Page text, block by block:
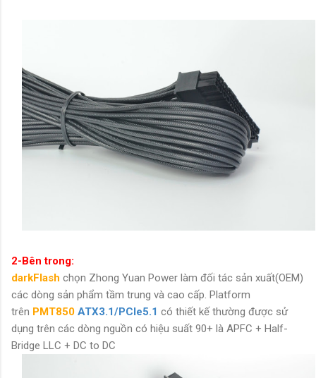
2-Bên trong:
darkFlash chọn Zhong Yuan Power làm đối tác sản xuất(OEM)
các dòng sản phẩm tầm trung và cao cấp. Platform
trên PMT850 ATX3.1/PCIe5.1 có thiết kế thường được sử
dụng trên các dòng nguồn có hiệu suất 90+ là APFC + Half-
Bridge LLC + DC to DC